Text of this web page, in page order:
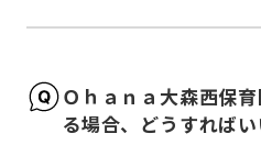
Ｏｈａｎａ大森西保
る場合、どうすればい